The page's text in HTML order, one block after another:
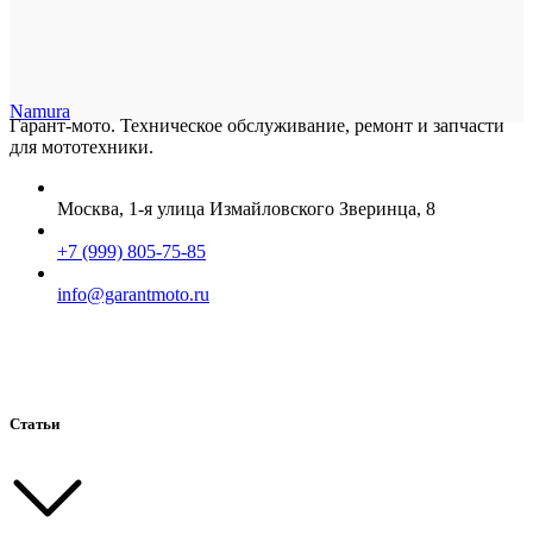
Namura
Гарант-мото. Техническое обслуживание, ремонт и запчасти
для мототехники.
Москва, 1-я улица Измайловского Зверинца, 8
+7 (999) 805-75-85
info@garantmoto.ru
Статьи